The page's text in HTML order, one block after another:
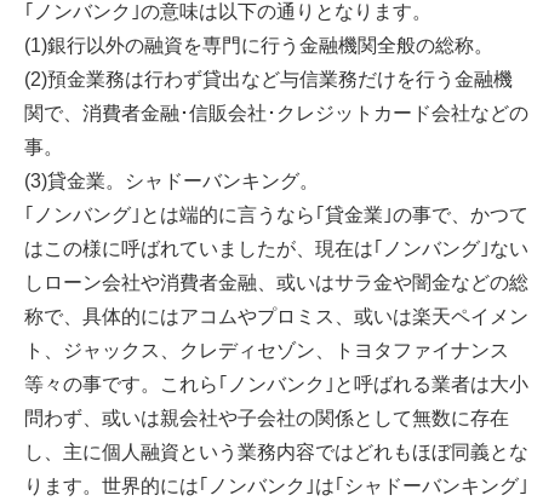
｢ノンバンク｣の意味は以下の通りとなります。
(1)銀行以外の融資を専門に行う金融機関全般の総称。
(2)預金業務は行わず貸出など与信業務だけを行う金融機
関で、消費者金融･信販会社･クレジットカード会社などの
事。
(3)貸金業。シャドーバンキング。
｢ノンバング｣とは端的に言うなら｢貸金業｣の事で、かつて
はこの様に呼ばれていましたが、現在は｢ノンバング｣ない
しローン会社や消費者金融、或いはサラ金や闇金などの総
称で、具体的にはアコムやプロミス、或いは楽天ペイメン
ト、ジャックス、クレディセゾン、トヨタファイナンス
等々の事です。これら｢ノンバンク｣と呼ばれる業者は大小
問わず、或いは親会社や子会社の関係として無数に存在
し、主に個人融資という業務内容ではどれもほぼ同義とな
ります。世界的には｢ノンバンク｣は｢シャドーバンキング｣